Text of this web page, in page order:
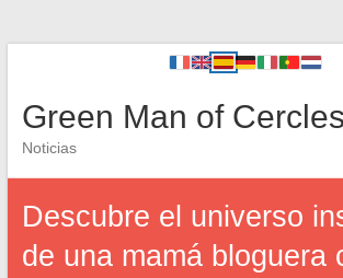
Green Man of Cercles
Noticias
Descubre el universo
de una mamá bloguera